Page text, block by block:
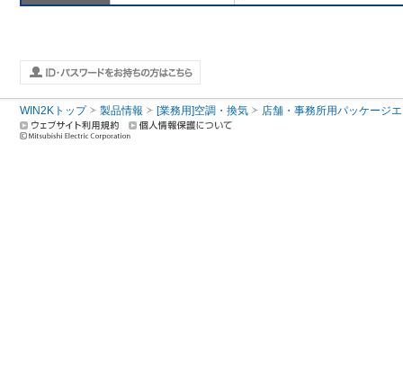
WIN2Kトップ 製品情報 [業務用]空調・換気 店舗・事務所用パッケージ